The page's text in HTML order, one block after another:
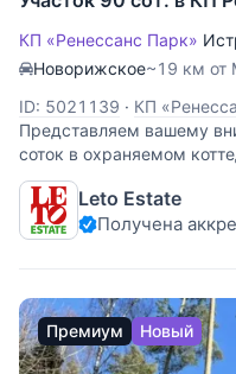
КП «Ренессанс Парк»
Новорижское~19 км от
ID: 5021139 · КП
Представляем вашему
соток в охраняемом
парк", расположенном в
шоссе. Участок
коммуникации в поселке
Leto Estate
Получена
Премиум Новый